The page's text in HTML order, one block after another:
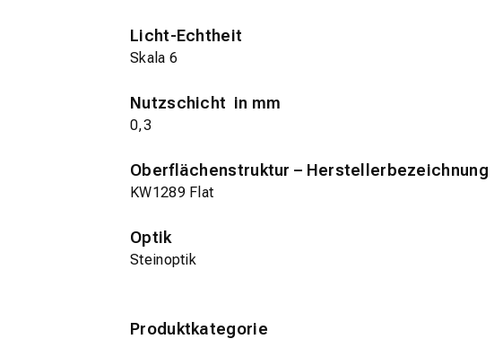
Licht-Echtheit
Skala 6
Nutzschicht in mm
0,3
Oberflächenstruktur – Herstellerbezeichnung
KW1289 Flat
Optik
Steinoptik
Produktkategorie